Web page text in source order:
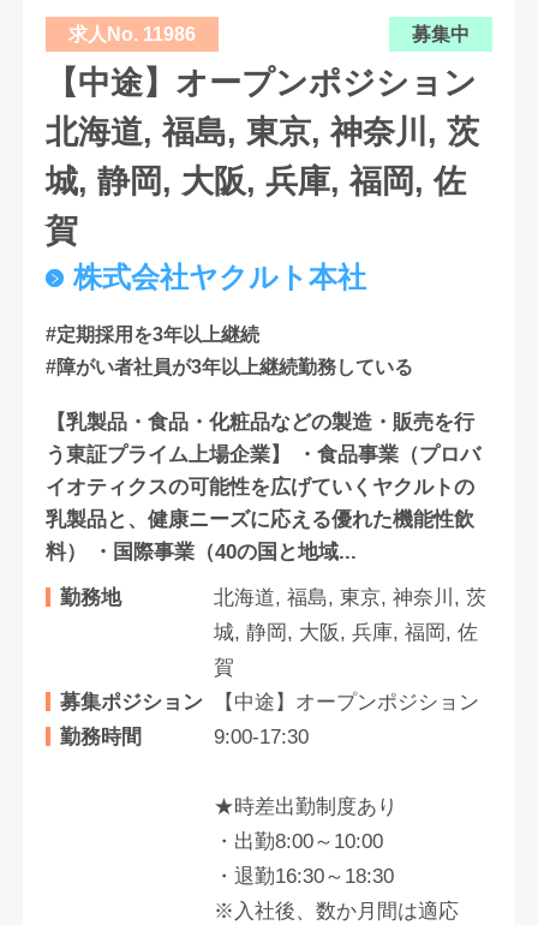
求人No. 11986 募集中
【中途】オープンポジション
北海道, 福島, 東京, 神奈川, 茨
城, 静岡, 大阪, 兵庫, 福岡, 佐
賀
株式会社ヤクルト本社
#定期採用を3年以上継続
#障がい者社員が3年以上継続勤務している
【乳製品・食品・化粧品などの製造・販売を行
う東証プライム上場企業】 ・食品事業（プロバ
イオティクスの可能性を広げていくヤクルトの
乳製品と、健康ニーズに応える優れた機能性飲
料） ・国際事業（40の国と地域...
勤務地
北海道, 福島, 東京, 神奈川, 茨
城, 静岡, 大阪, 兵庫, 福岡, 佐
賀
募集ポジション
【中途】オープンポジション
勤務時間
9:00-17:30
★時差出勤制度あり
・出勤8:00～10:00
・退勤16:30～18:30
※入社後、数か月間は適応